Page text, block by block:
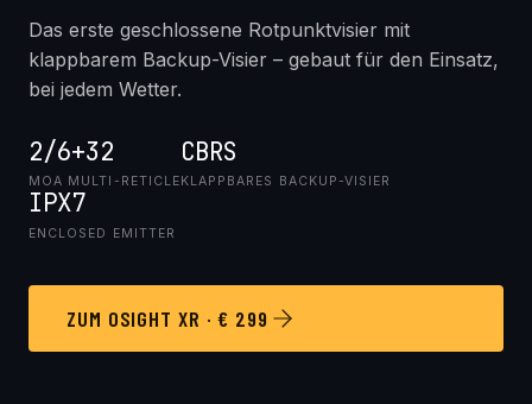
Das erste geschlossene Rotpunktvisier mit
klappbarem Backup-Visier – gebaut für den Einsatz,
bei jedem Wetter.
2/6+32
MOA MULTI-RETICLE
CBRS
KLAPPBARES BACKUP-VISIER
IPX7
ENCLOSED EMITTER
ZUM OSIGHT XR · € 299